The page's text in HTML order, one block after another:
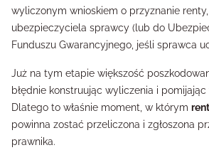
wyliczonym wnioskiem o przyznanie
ubezpieczyciela sprawcy (lub do
Funduszu Gwarancyjnego, jeśli sprawca
Już na tym etapie większość
błędnie konstruując wyliczenia i pomijając
Dlatego to właśnie moment, w którym
powinna zostać przeliczona i zgłoszona
prawnika.